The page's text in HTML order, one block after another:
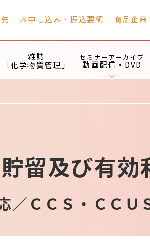
お申し込み・振込要領 商品企
雑誌
「化学物質管理」
セミナーアーカイブ
動画配信・DVD
留及び有効
／ＣＣＳ・ＣＣＵ